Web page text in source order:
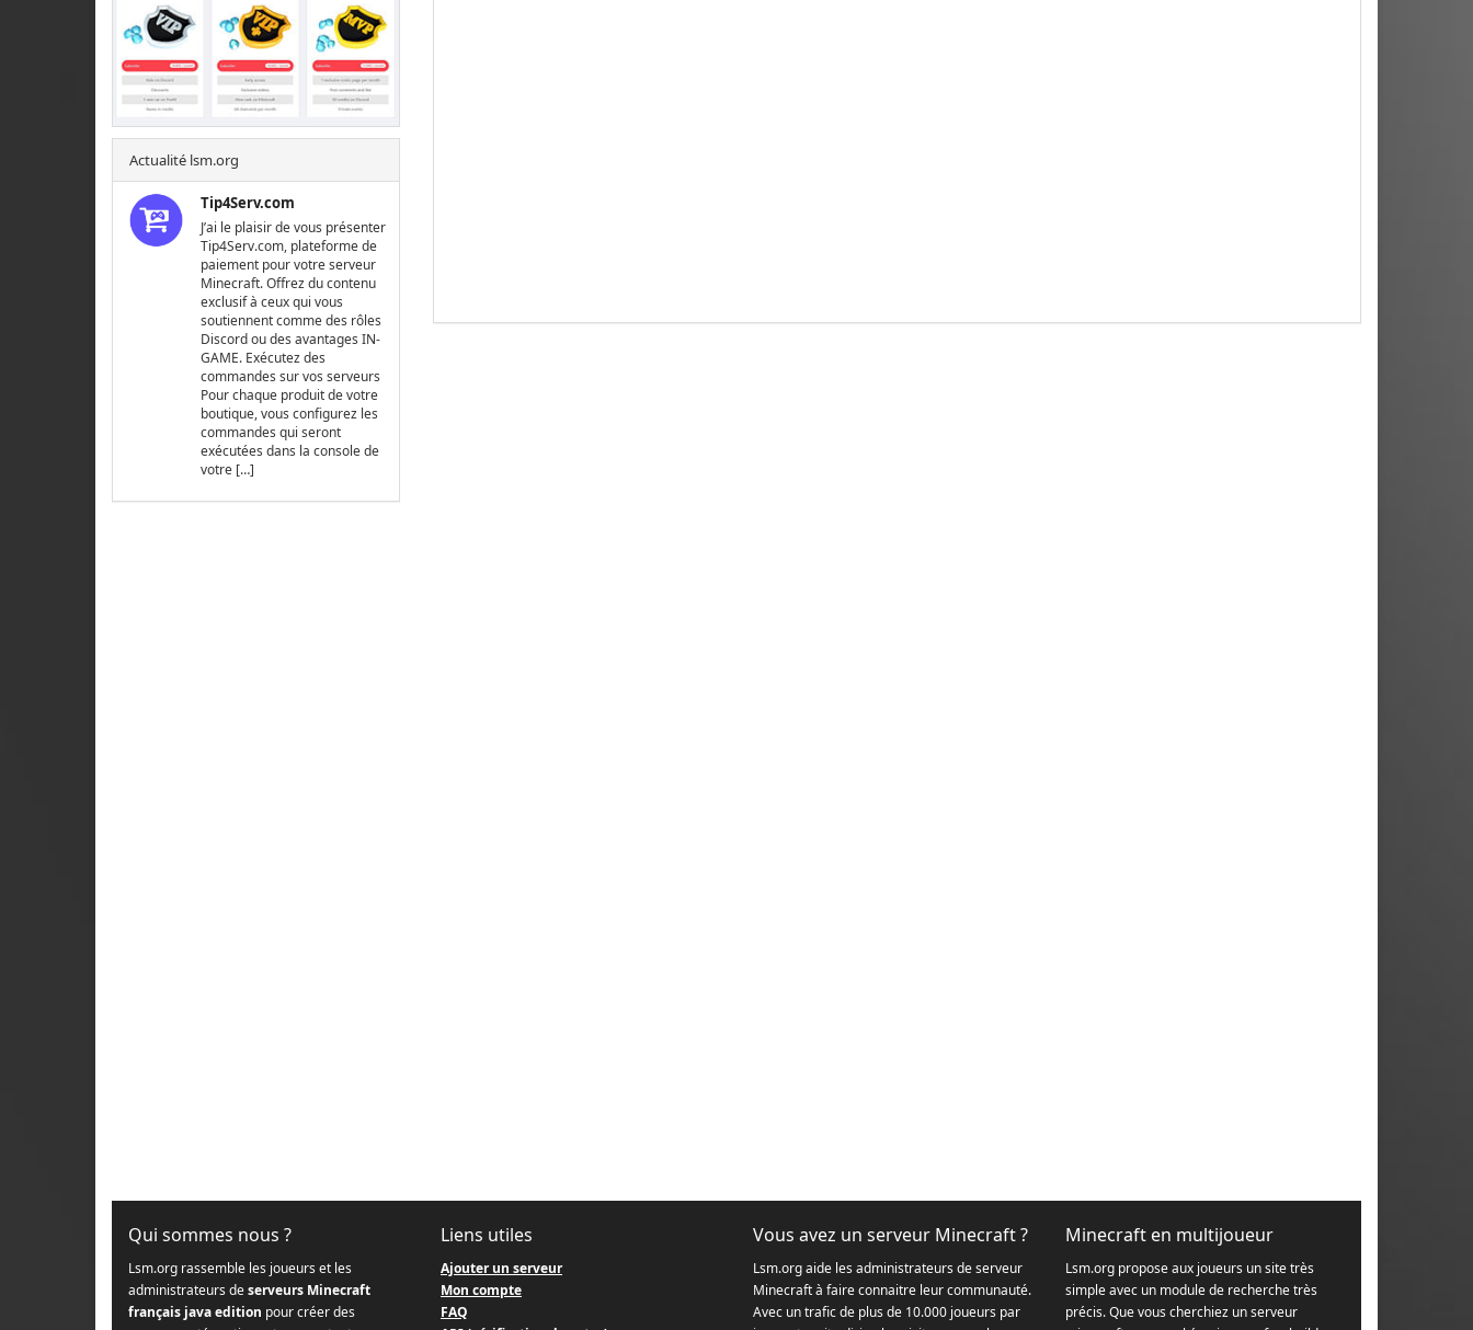
Actualité lsm.org
Tip4Serv.com
J’ai le plaisir de vous présenter
Tip4Serv.com, plateforme de
paiement pour votre serveur
Minecraft. Offrez du contenu
exclusif à ceux qui vous
soutiennent comme des rôles
Discord ou des avantages IN-
GAME. Exécutez des
commandes sur vos serveurs
Pour chaque produit de votre
boutique, vous configurez les
commandes qui seront
exécutées dans la console de
votre […]
Qui sommes nous ?
Lsm.org rassemble les joueurs et les
administrateurs deserveurs Minecraft
français java edition pour créer des
Liens utiles
Ajouter un serveur
Mon compte
FAQ
Vous avez un serveur Minecraft ?
Lsm.org aide les administrateurs de serveur
Minecraft à faire connaitre leur communauté.
Avec un trafic de plus de 10.000 joueurs par
Minecraft en multijoueur
Lsm.org propose aux joueurs un site très
simple avec un module de recherche très
précis. Que vous cherchiez un serveur